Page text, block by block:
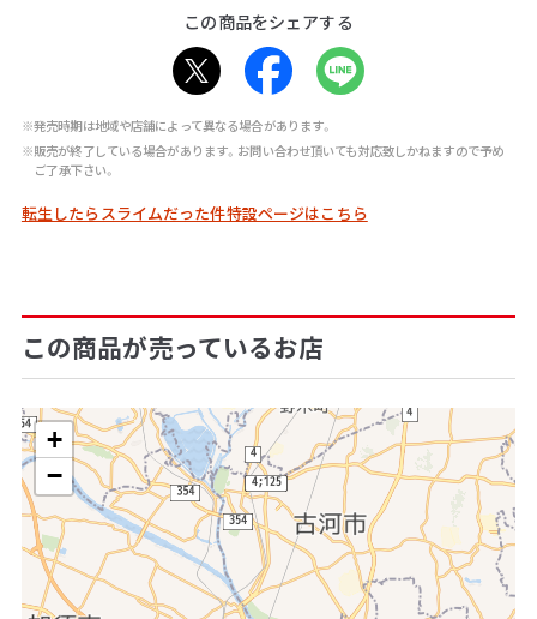
この商品をシェアする
※発売時期は地域や店舗によって異なる場合があります。
※販売が終了している場合があります。お問い合わせ頂いても対応致しかねますので予め
ご了承下さい。
転生したらスライムだった件特設ページはこちら
この商品が売っているお店
+
−